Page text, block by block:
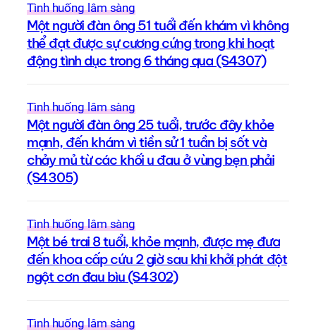
Tình huống lâm sàng
Một người đàn ông 51 tuổi đến khám vì không
thể đạt được sự cương cứng trong khi hoạt
động tình dục trong 6 tháng qua (S4307)
Tình huống lâm sàng
Một người đàn ông 25 tuổi, trước đây khỏe
mạnh, đến khám vì tiền sử 1 tuần bị sốt và
chảy mủ từ các khối u đau ở vùng bẹn phải
(S4305)
Tình huống lâm sàng
Một bé trai 8 tuổi, khỏe mạnh, được mẹ đưa
đến khoa cấp cứu 2 giờ sau khi khởi phát đột
ngột cơn đau bìu (S4302)
Tình huống lâm sàng